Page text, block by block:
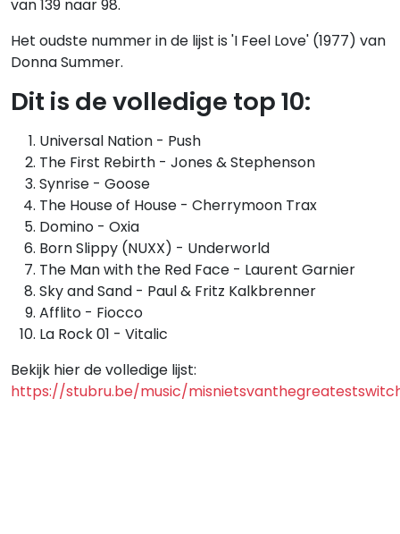
van 139 naar 98.
Het oudste nummer in de lijst is 'I Feel Love' (1977) van
Donna Summer.
Dit is de volledige top 10:
Universal Nation - Push
The First Rebirth - Jones & Stephenson
Synrise - Goose
The House of House - Cherrymoon Trax
Domino - Oxia
Born Slippy (NUXX) - Underworld
The Man with the Red Face - Laurent Garnier
Sky and Sand - Paul & Fritz Kalkbrenner
Afflito - Fiocco
La Rock 01 - Vitalic
Bekijk hier de volledige lijst:
https://stubru.be/music/